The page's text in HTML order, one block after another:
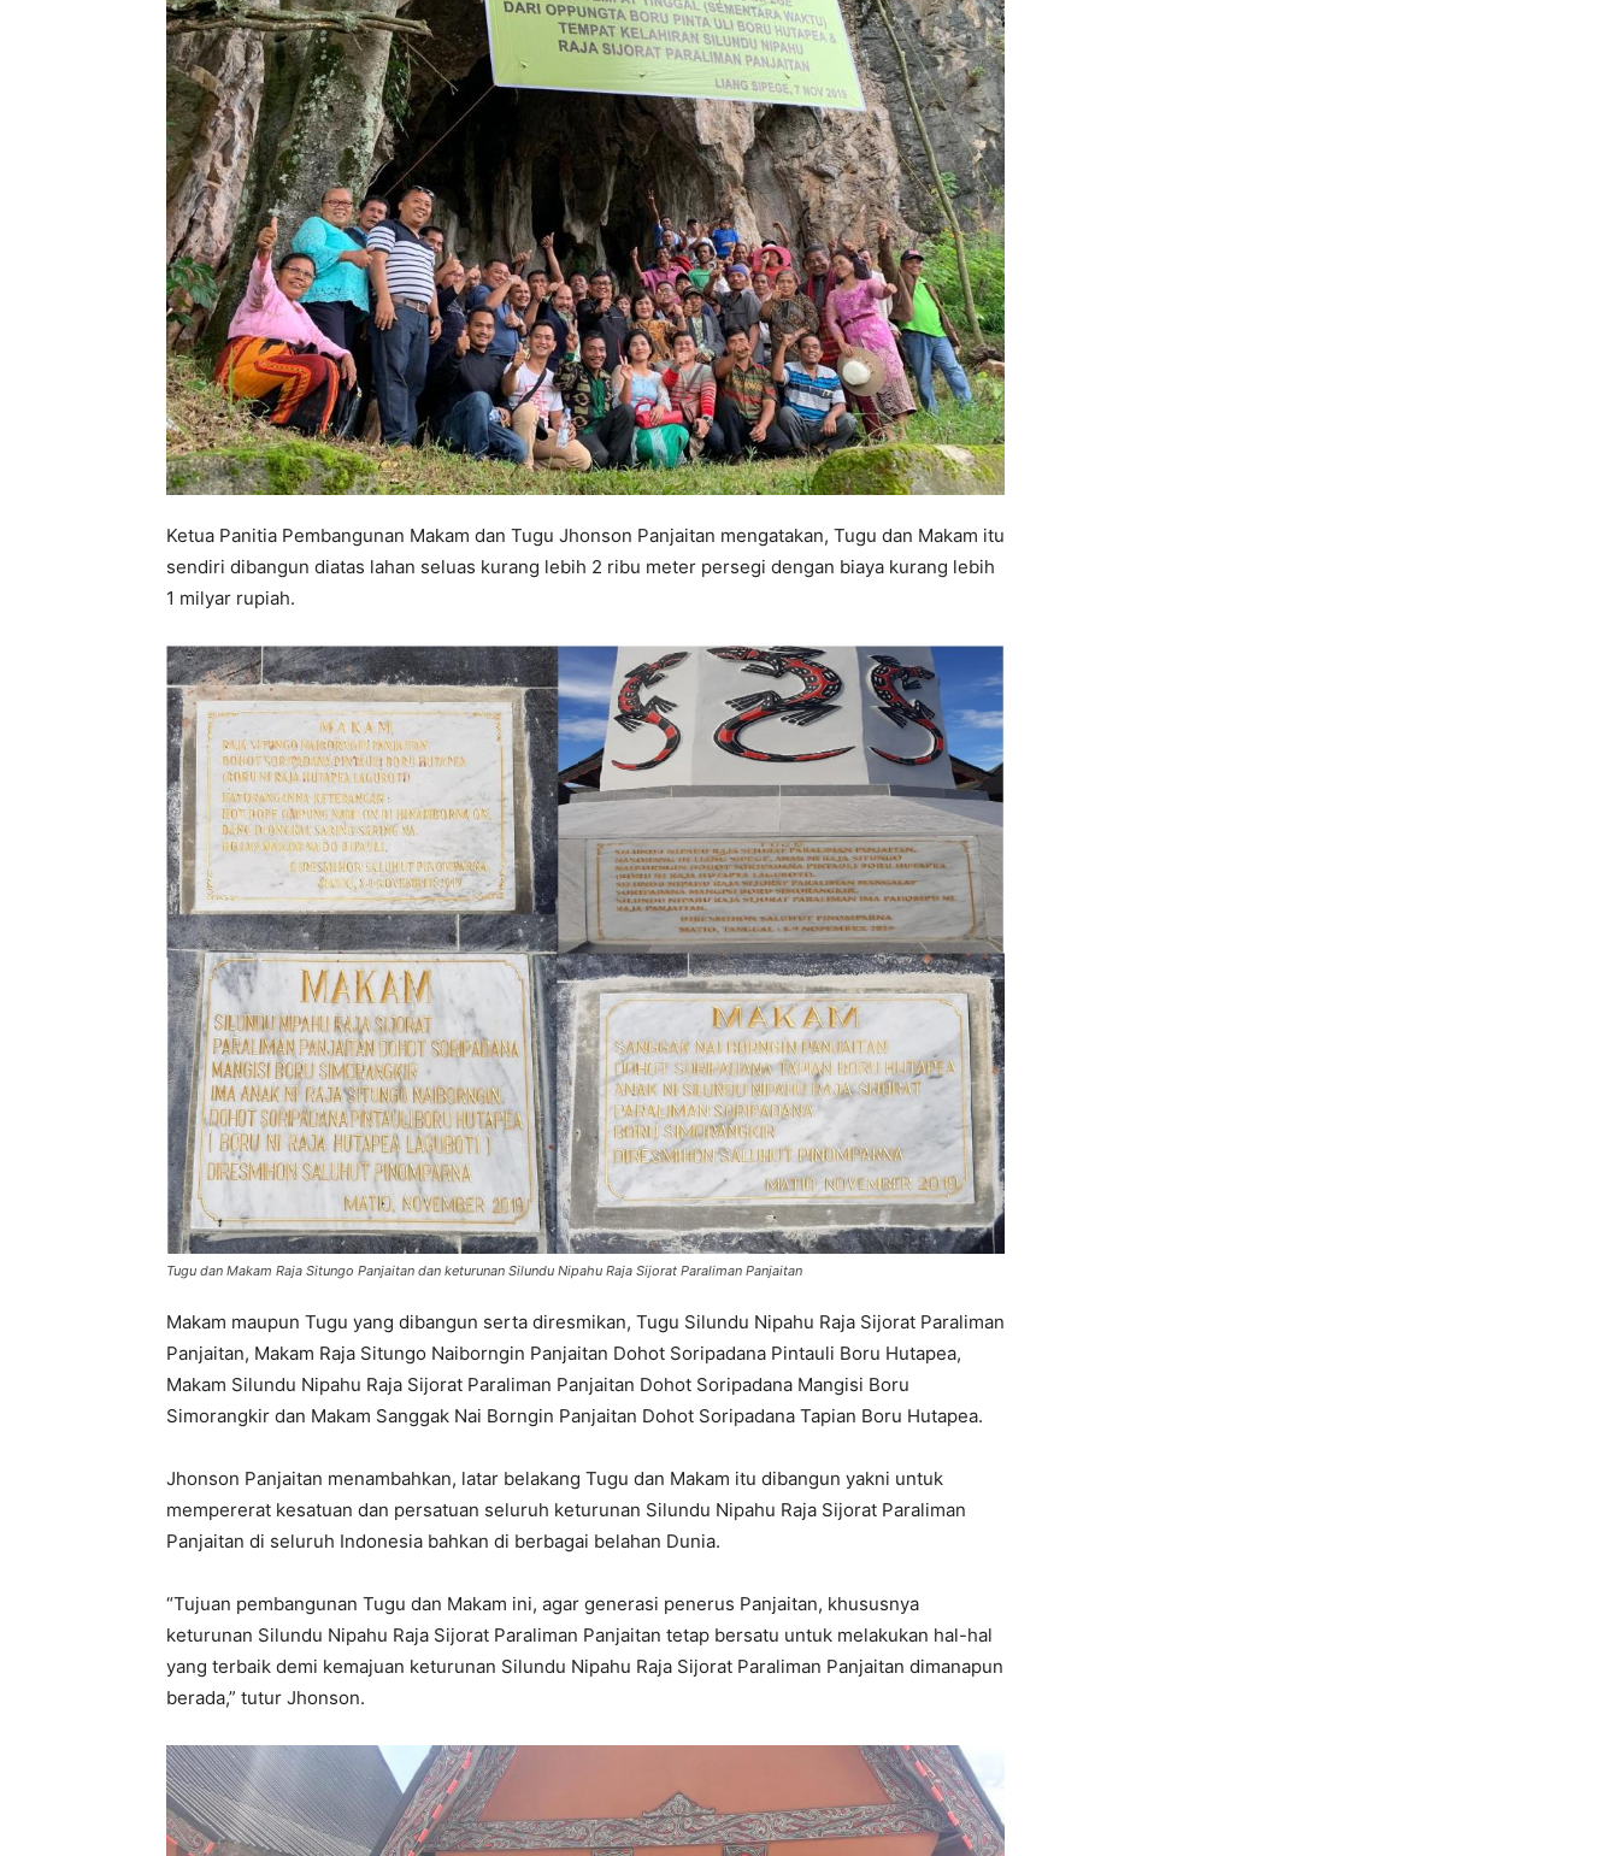
Ketua Panitia Pembangunan Makam dan Tugu Jhonson Panjaitan mengatakan, Tugu dan Makam itu
sendiri dibangun diatas lahan seluas kurang lebih 2 ribu meter persegi dengan biaya kurang lebih
1 milyar rupiah.
Tugu dan Makam Raja Situngo Panjaitan dan keturunan Silundu Nipahu Raja Sijorat Paraliman Panjaitan
Makam maupun Tugu yang dibangun serta diresmikan, Tugu Silundu Nipahu Raja Sijorat Paraliman
Panjaitan, Makam Raja Situngo Naiborngin Panjaitan Dohot Soripadana Pintauli Boru Hutapea,
Makam Silundu Nipahu Raja Sijorat Paraliman Panjaitan Dohot Soripadana Mangisi Boru
Simorangkir dan Makam Sanggak Nai Borngin Panjaitan Dohot Soripadana Tapian Boru Hutapea.
Jhonson Panjaitan menambahkan, latar belakang Tugu dan Makam itu dibangun yakni untuk
mempererat kesatuan dan persatuan seluruh keturunan Silundu Nipahu Raja Sijorat Paraliman
Panjaitan di seluruh Indonesia bahkan di berbagai belahan Dunia.
“Tujuan pembangunan Tugu dan Makam ini, agar generasi penerus Panjaitan, khususnya
keturunan Silundu Nipahu Raja Sijorat Paraliman Panjaitan tetap bersatu untuk melakukan hal-hal
yang terbaik demi kemajuan keturunan Silundu Nipahu Raja Sijorat Paraliman Panjaitan dimanapun
berada,” tutur Jhonson.